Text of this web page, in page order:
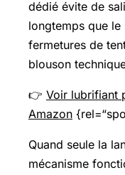
dédié évite de
longtemps que
fermetures de
blouson
👉 Voir lubrifiant
Amazon
Quand seule la
mécanisme